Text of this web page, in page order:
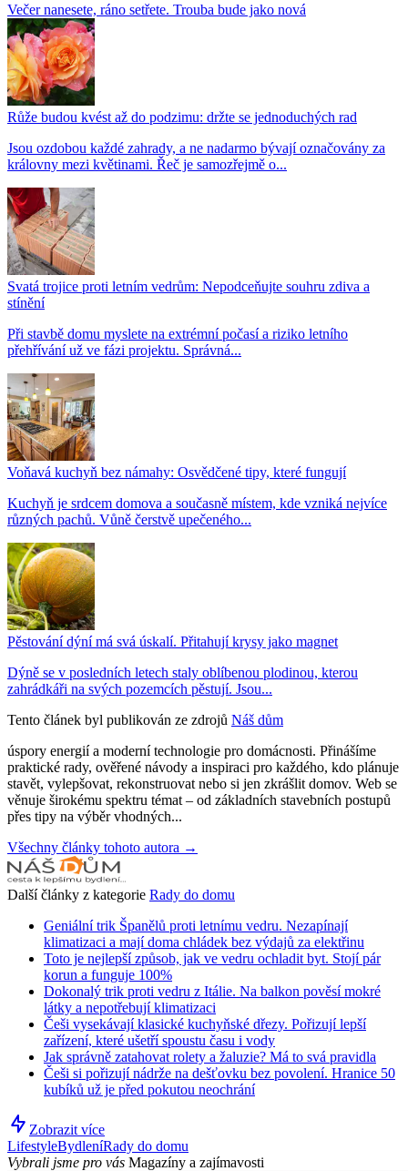
Večer nanesete, ráno setřete. Trouba bude jako nová
Růže budou kvést až do podzimu: držte se jednoduchých rad
Jsou ozdobou každé zahrady, a ne nadarmo bývají označovány za
královny mezi květinami. Řeč je samozřejmě o...
Svatá trojice proti letním vedrům: Nepodceňujte souhru zdiva a
stínění
Při stavbě domu myslete na extrémní počasí a riziko letního
přehřívání už ve fázi projektu. Správná...
Voňavá kuchyň bez námahy: Osvědčené tipy, které fungují
Kuchyň je srdcem domova a současně místem, kde vzniká nejvíce
různých pachů. Vůně čerstvě upečeného...
Pěstování dýní má svá úskalí. Přitahují krysy jako magnet
Dýně se v posledních letech staly oblíbenou plodinou, kterou
zahrádkáři na svých pozemcích pěstují. Jsou...
Tento článek byl publikován ze zdrojů Náš dům
úspory energií a moderní technologie pro domácnosti. Přinášíme
praktické rady, ověřené návody a inspiraci pro každého, kdo plánuje
stavět, vylepšovat, rekonstruovat nebo si jen zkrášlit domov. Web se
věnuje širokému spektru témat – od základních stavebních postupů
přes tipy na výběr vhodných...
Všechny články tohoto autora →
Další články z kategorie Rady do domu
Geniální trik Španělů proti letnímu vedru. Nezapínají
klimatizaci a mají doma chládek bez výdajů za elektřinu
Toto je nejlepší způsob, jak ve vedru ochladit byt. Stojí pár
korun a funguje 100%
Dokonalý trik proti vedru z Itálie. Na balkon pověsí mokré
látky a nepotřebují klimatizaci
Češi vysekávají klasické kuchyňské dřezy. Pořizují lepší
zařízení, které ušetří spoustu času i vody
Jak správně zatahovat rolety a žaluzie? Má to svá pravidla
Češi si pořizují nádrže na dešťovku bez povolení. Hranice 50
kubíků už je před pokutou neochrání
Zobrazit více
LifestyleBydleníRady do domu
Vybrali jsme pro vás Magazíny a zajímavosti